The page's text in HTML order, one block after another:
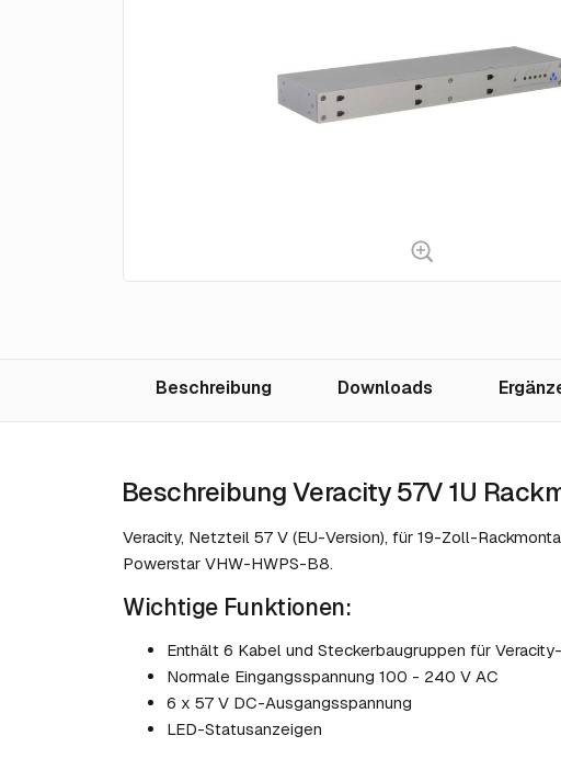
Beschreibung Downloads
Beschreibung Veracity 57V 1U
Veracity, Netzteil 57 V (EU-Version), für 19-Zoll-
Powerstar VHW-HWPS-B8.
Wichtige Funktionen:
Enthält 6 Kabel und Steckerbaugruppen für
Normale Eingangsspannung 100 - 240 V AC
6 x 57 V DC-Ausgangsspannung
LED-Statusanzeigen